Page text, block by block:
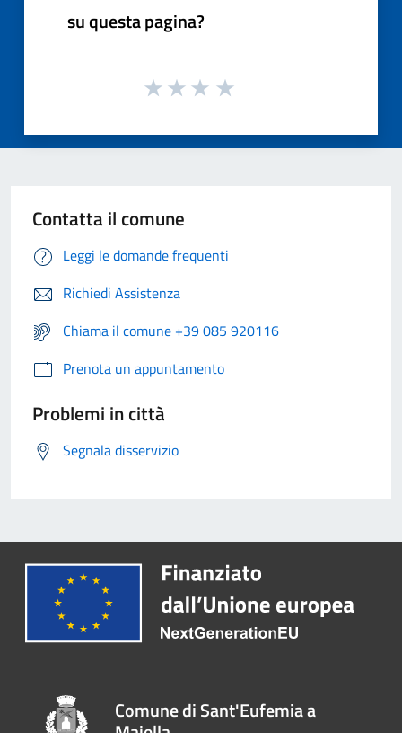
su questa pagina?
Contatta il comune
Leggi le domande frequenti
Richiedi Assistenza
Chiama il comune +39 085 920116
Prenota un appuntamento
Problemi in città
Segnala disservizio
Comune di Sant'Eufemia a